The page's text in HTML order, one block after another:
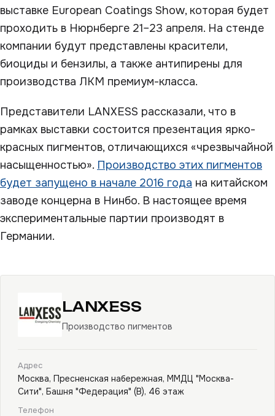
выставке European Coatings Show, которая будет
проходить в Нюрнберге 21–23 апреля. На стенде
компании будут представлены красители,
биоциды и бензилы, а также антипирены для
производства ЛКМ премиум-класса.
Представители LANXESS рассказали, что в
рамках выставки состоится презентация ярко-
красных пигментов, отличающихся «чрезвычайной
насыщенностью». Производство этих пигментов
будет запущено в начале 2016 года на китайском
заводе концерна в Нинбо. В настоящее время
экспериментальные партии производят в
Германии.
LANXESS
Производство пигментов
Адрес
Москва, Пресненская набережная, ММДЦ "Москва-
Сити", Башня "Федерация" (В), 46 этаж
Телефон